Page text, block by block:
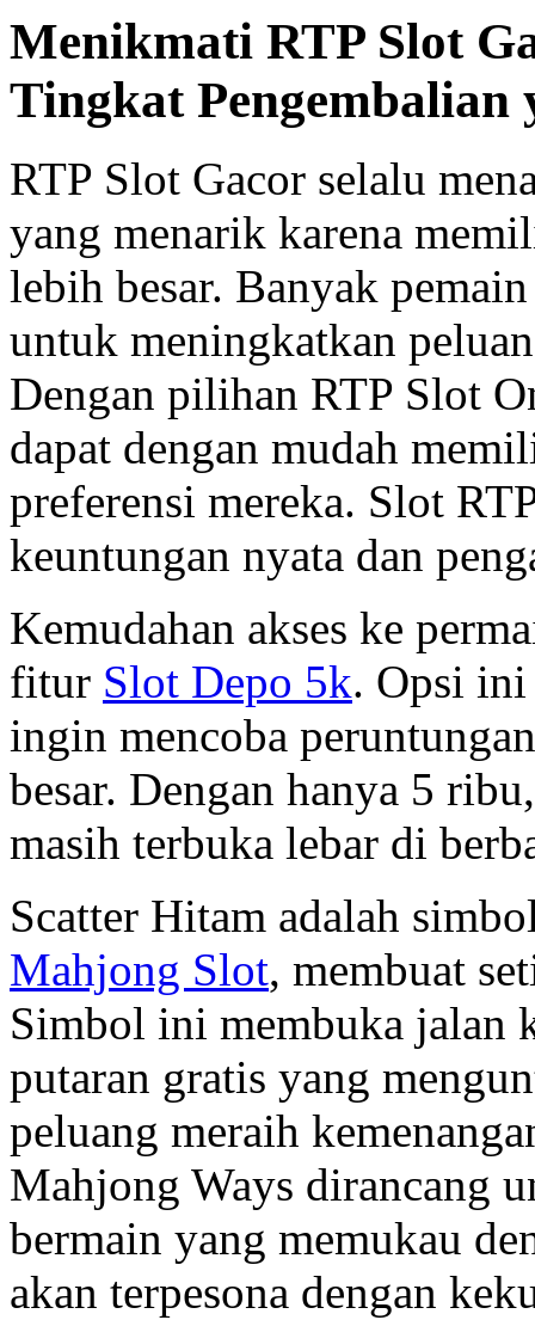
Menikmati RTP Slot
Tingkat Pengembalian
RTP Slot Gacor selalu
yang menarik karena
lebih besar. Banyak
untuk meningkatkan
Dengan pilihan RTP Slot
dapat dengan mudah
preferensi mereka. Slot
keuntungan nyata dan
Kemudahan akses ke
fitur Slot Depo 5k. Opsi ini
ingin mencoba
besar. Dengan hanya 5
masih terbuka lebar di
Scatter Hitam adalah
Mahjong Slot, membuat
Simbol ini membuka jalan
putaran gratis yang
peluang meraih
Mahjong Ways dirancang
bermain yang memukau
akan terpesona dengan